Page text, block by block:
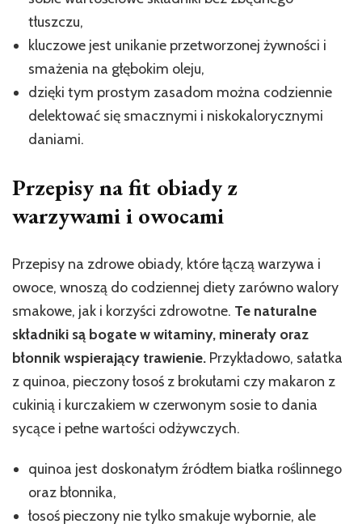
tłuszczu,
kluczowe jest unikanie przetworzonej żywności i
smażenia na głębokim oleju,
dzięki tym prostym zasadom można codziennie
delektować się smacznymi i niskokalorycznymi
daniami.
Przepisy na fit obiady z
warzywami i owocami
Przepisy na zdrowe obiady, które łączą warzywa i
owoce, wnoszą do codziennej diety zarówno walory
smakowe, jak i korzyści zdrowotne. Te naturalne
składniki są bogate w witaminy, minerały oraz
błonnik wspierający trawienie. Przykładowo, sałatka
z quinoa, pieczony łosoś z brokułami czy makaron z
cukinią i kurczakiem w czerwonym sosie to dania
sycące i pełne wartości odżywczych.
quinoa jest doskonałym źródłem białka roślinnego
oraz błonnika,
łosoś pieczony nie tylko smakuje wybornie, ale